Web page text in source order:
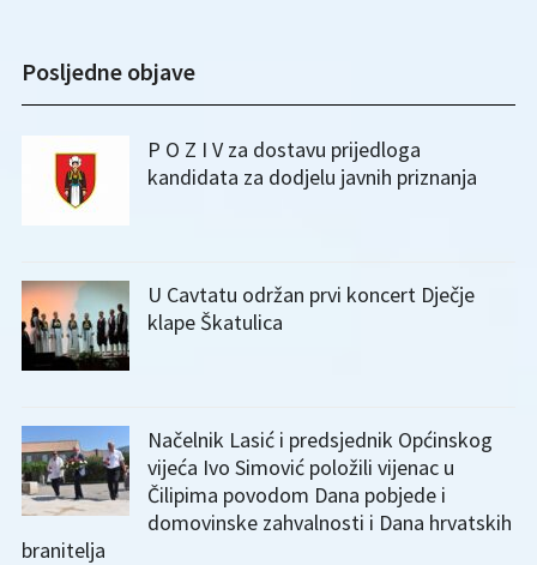
Posljedne objave
P O Z I V za dostavu prijedloga
kandidata za dodjelu javnih priznanja
U Cavtatu održan prvi koncert Dječje
klape Škatulica
Načelnik Lasić i predsjednik Općinskog
vijeća Ivo Simović položili vijenac u
Čilipima povodom Dana pobjede i
domovinske zahvalnosti i Dana hrvatskih
branitelja